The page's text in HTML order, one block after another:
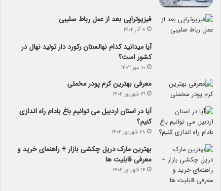
فیزیوتراپی بعد از عمل رباط صلیبی
۸ آذر ۱۴۰۲
آیا می­دانید کدام نهالستان رکورد دار تولید نهال­ در
کشور است؟
۱۰ مهر ۱۴۰۲
معرفی بهترین کرم پودر مخملی
۲۹ شهریور ۱۴۰۲
آیا در استان اردبیل می توانیم باغ بادام راه اندازی
کنیم؟
۲۸ شهریور ۱۴۰۲
بهترین مارک دریل چکشی بازار + راهنمای خرید و
معرفی قابلیت ها
۱۴ شهریور ۱۴۰۲